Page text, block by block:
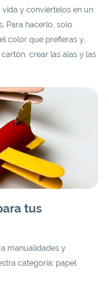
y conviértelos en un
Para hacerlo, solo
color que prefieras y,
crear las alas y las
tus
manualidades y
categoría: papel